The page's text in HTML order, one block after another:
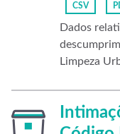
CSV
Dados
Limpeza